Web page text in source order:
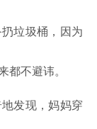
垃圾桶，因为
不避讳。
发现，妈妈穿